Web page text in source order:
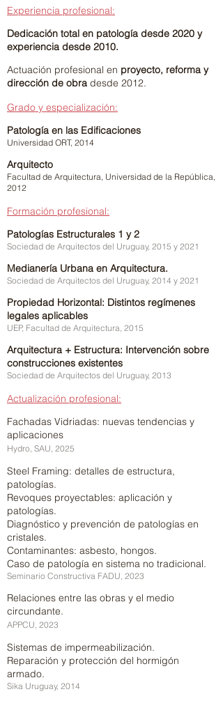
Experiencia profesional:
Dedicación total en patología desde 2020 y
experiencia desde 2010.
Actuación profesional en proyecto, reforma y
dirección de obra desde 2012.
Grado y especialización:
Patología en las Edificaciones
Universidad ORT, 2014
Arquitecto
Facultad de Arquitectura, Universidad de la República,
2012
Formación profesional:
Patologías Estructurales 1 y 2
Sociedad de Arquitectos del Uruguay, 2015 y 2021
Medianería Urbana en Arquitectura.
Sociedad de Arquitectos del Uruguay, 2014 y 2021
Propiedad Horizontal: Distintos regímenes
legales aplicables
UEP, Facultad de Arquitectura, 2015
Arquitectura + Estructura: Intervención sobre
construcciones existentes
Sociedad de Arquitectos del Uruguay, 2013
Actualización profesional:
Fachadas Vidriadas: nuevas tendencias y
aplicaciones
Hydro, SAU, 2025
Steel Framing: detalles de estructura,
patologías.
Revoques proyectables: aplicación y
patologías.
Diagnóstico y prevención de patologías en
cristales.
Contaminantes: asbesto, hongos.
Caso de patología en sistema no tradicional.
Seminario Constructiva FADU, 2023
Relaciones entre las obras y el medio
circundante.
APPCU, 2023
Sistemas de impermeabilización.
Reparación y protección del hormigón
armado.
Sika Uruguay, 2014